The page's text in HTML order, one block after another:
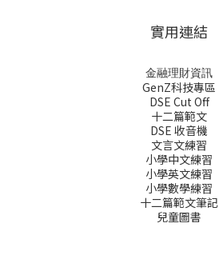
實用連結
金融理財資訊
GenZ科技專區
DSE Cut Off
十二篇範文
DSE 收音機
文言文練習
小學中文練習
小學英文練習
小學數學練習
十二篇範文筆記
兒童圖書